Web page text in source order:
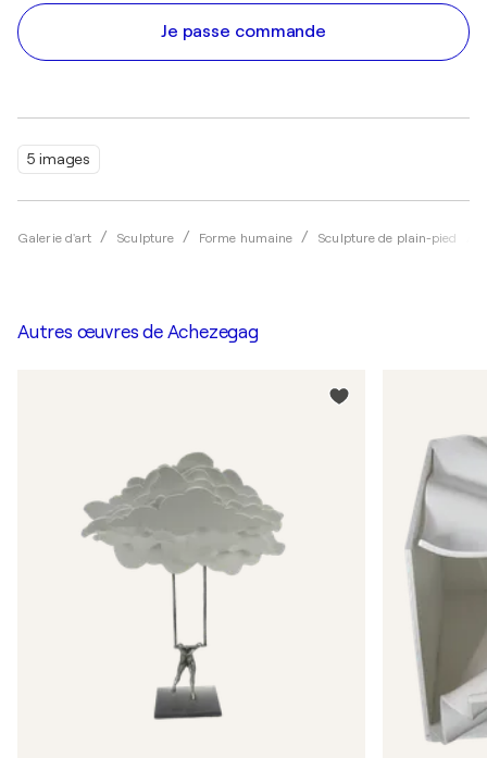
5 images
Galerie d'art Sculpture Forme humaine Sculpture de plain-pied
Je passe commande
Autres œuvres de Achezegag